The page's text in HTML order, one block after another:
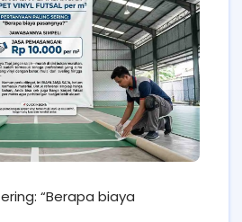
“Berapa biaya